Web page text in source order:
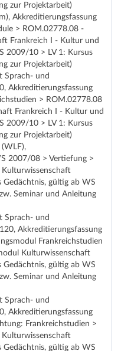
zur Projektarbeit)
Akkreditierungsfassung
> ROM.02778.08 -
Frankreich I - Kultur und
2009/10 > LV 1: Kursus
zur Projektarbeit)
Sprach- und
Akkreditierungsfassung
> ROM.02778.08
Frankreich I - Kultur und
2009/10 > LV 1: Kursus
zur Projektarbeit)
(WLF),
2007/08 > Vertiefung >
gültig ab WS
Seminar und Anleitung
Sprach- und
Akkreditierungsfassung
Frankreichstudien
Kulturwissenschaft
gültig ab WS
Seminar und Anleitung
Sprach- und
Akkreditierungsfassung
Frankreichstudien >
gültig ab WS